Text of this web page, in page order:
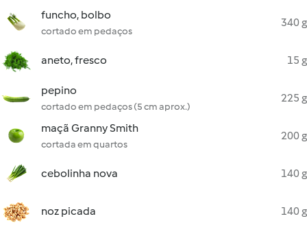
funcho, bolbo
cortado em pedaços
340 g
aneto, fresco 15 g
pepino
cortado em pedaços (5 cm aprox.)
225 g
maçã Granny Smith
cortada em quartos
200 g
cebolinha nova 140 g
noz picada 140 g